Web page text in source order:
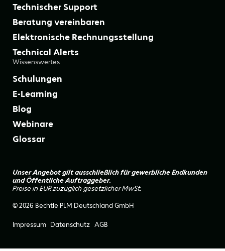
Technischer Support
Beratung vereinbaren
Elektronische Rechnungsstellung
Technical Alerts
Wissenswertes
Schulungen
E-Learning
Blog
Webinare
Glossar
Unser Angebot gilt ausschließlich für gewerbliche Endkunden
und Öffentliche Auftraggeber.
Preise in EUR zuzüglich gesetzlicher MwSt.
© 2026 Bechtle PLM Deutschland GmbH
Impressum Datenschutz AGB